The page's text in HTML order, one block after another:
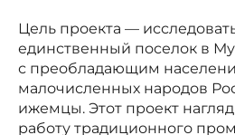
Цель проекта —
единственный поселок в
с преобладающим
малочисленных народов
ижемцы. Этот проект
работу традиционного